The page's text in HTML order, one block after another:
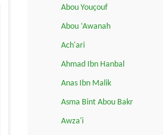
Abou Youçouf
Abou ‘Awanah
Ach'ari
Ahmad Ibn Hanbal
Anas Ibn Malik
Asma Bint Abou Bakr
Awza'i